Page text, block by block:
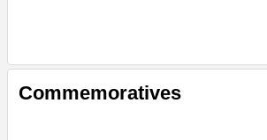
Commemoratives